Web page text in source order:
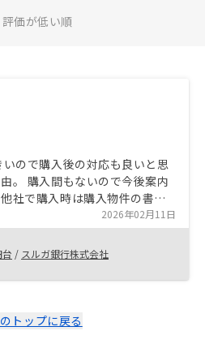
評価が低い順
ので購入後の対応も良いと思
。 購入間もないので今後案内
社で購入時は購入物件の書類
イル等が用意されていたが、
の会社もそうだ
対応になるのは今後に不安を
2026年02月11日
/ スルガ銀行株式会社
トップに戻る